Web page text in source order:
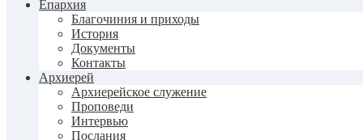
Епархия
Благочиния и приходы
История
Документы
Контакты
Архиерей
Архиерейское служение
Проповеди
Интервью
Послания